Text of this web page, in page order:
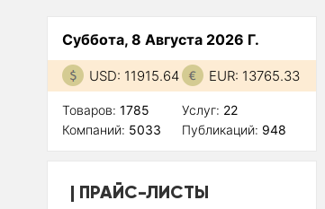
Суббота, 8 Августа 2026 Г.
USD: 11915.64 EUR: 13765.33
Товаров: 1785
Компаний: 5033
Услуг: 22
Публикаций: 948
ПРАЙС-ЛИСТЫ